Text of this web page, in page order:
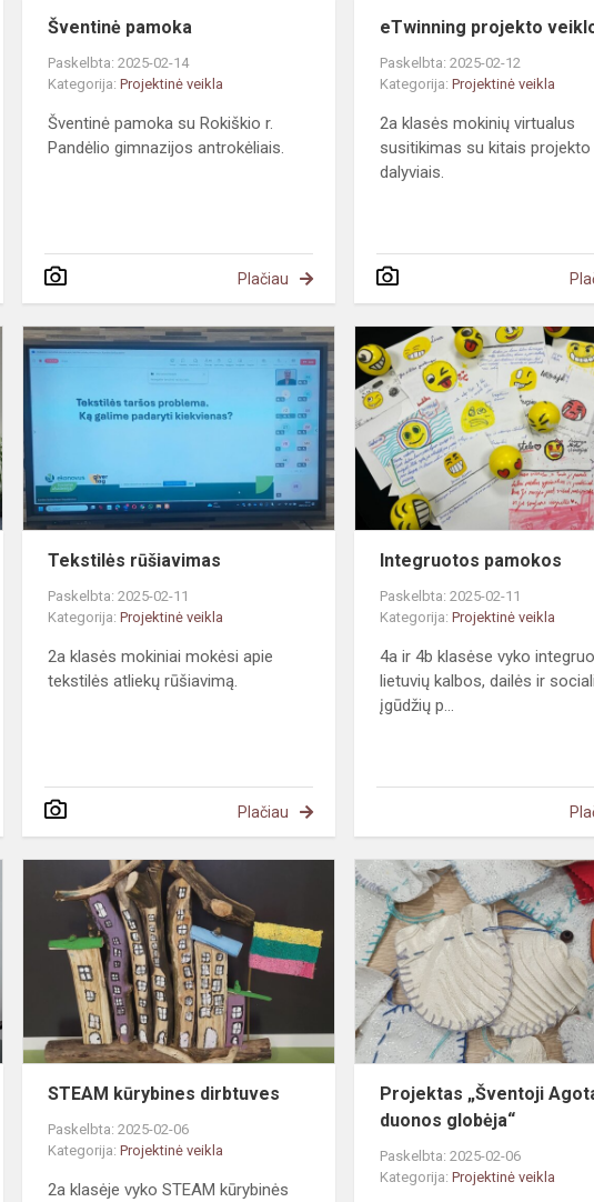
Šventinė pamoka
Paskelbta: 2025-02-14
Kategorija:Projektinė veikla
Šventinė pamoka su Rokiškio r.
Pandėlio gimnazijos antrokėliais.
Plačiau
eTwinning projekto
Paskelbta: 2025-02-12
Kategorija:Projektinė veikla
2a klasės mokinių virtualus
susitikimas su kitais projekto
dalyviais.
#MepaLietuva.
Viktorina
Europos
Parlamentą
Tekstilės
rūšiavimas
Tekstilės rūšiavimas
Paskelbta: 2025-02-11
Kategorija:Projektinė veikla
2a klasės mokiniai mokėsi apie
tekstilės atliekų rūšiavimą.
Plačiau
Integruotos pamokos
Paskelbta: 2025-02-11
Kategorija:Projektinė veikla
4a ir 4b klasėse vyko
lietuvių kalbos, dailės ir
įgūdžių p...
respublikinėje
parodoje
STEAM
kūrybines
dirbtuves
STEAM kūrybines dirbtuves
Paskelbta: 2025-02-06
Kategorija:Projektinė veikla
2a klasėje vyko STEAM kūrybinės
Projektas „Šventoji
duonos globėja“
Paskelbta: 2025-02-06
Kategorija:Projektinė veikla